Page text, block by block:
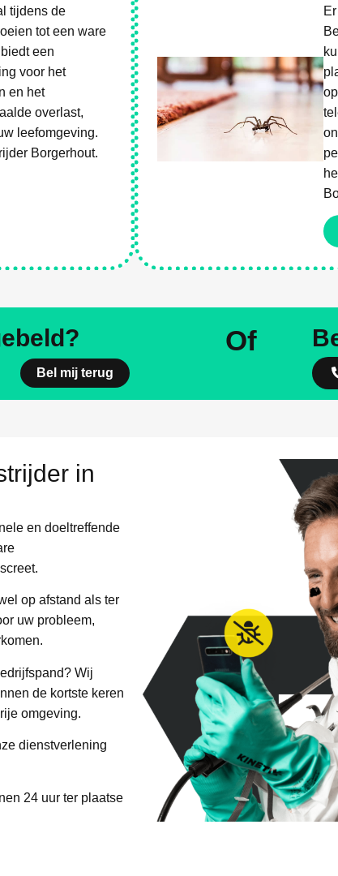
tijdens de
tot een ware
een
voor het
en het
overlast,
leefomgeving.
Borgerhout.
Bel mij terug
Of
in
en doeltreffende
op afstand als ter
uw probleem,
Wij
de kortste keren
omgeving.
dienstverlening
24 uur ter plaatse